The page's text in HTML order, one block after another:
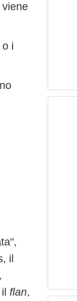
i
il
flan,